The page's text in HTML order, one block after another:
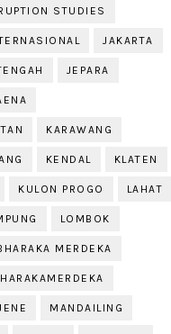
STUDIES
JAKARTA
JEPARA
KARAWANG
KENDAL KLATEN
KULON PROGO LAHAT
LOMBOK
MERDEKA
MANDAILING